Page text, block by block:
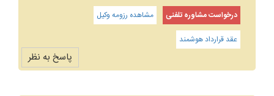
درخواست مشاوره تلفنی
مشاهده رزومه وکیل
عقد قرارداد هوشمند
پاسخ به نظر